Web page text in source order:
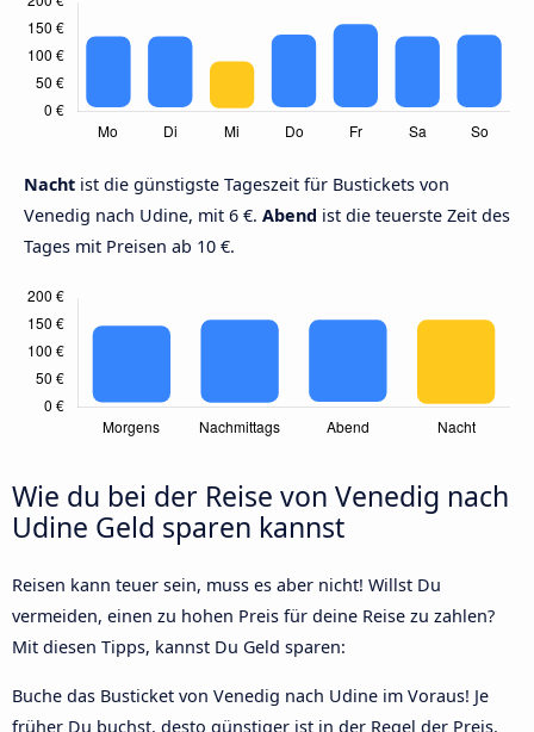
Nacht ist die günstigste Tageszeit für Bustickets von
Venedig nach Udine, mit 6 €. Abend ist die teuerste Zeit des
Tages mit Preisen ab 10 €.
Wie du bei der Reise von Venedig nach
Udine Geld sparen kannst
Reisen kann teuer sein, muss es aber nicht! Willst Du
vermeiden, einen zu hohen Preis für deine Reise zu zahlen?
Mit diesen Tipps, kannst Du Geld sparen:
Buche das Busticket von Venedig nach Udine im Voraus! Je
früher Du buchst, desto günstiger ist in der Regel der Preis.